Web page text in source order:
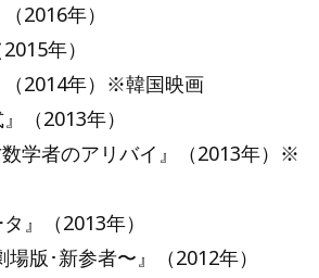
2016年）
年）
（2014年）※韓国映画
（2013年）
数学者のアリバイ』（2013年）※
』（2013年）
場版･新参者〜』（2012年）